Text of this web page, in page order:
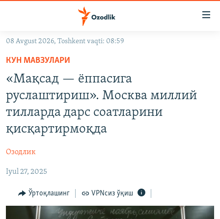
Асосий
навигацияга
ўтинг
Қидиришга
ўтинг
OZODARXIV
На русском
Озодлик бошқа тилларда
08 Avgust 2026, Toshkent vaqti: 08:59
КУН МАВЗУЛАРИ
«Мақсад — ёппасига
руслаштириш». Москва миллий
тилларда дарс соатларини
қисқартирмоқда
Озодлик
Iyul 27, 2025
Ўртоқлашинг VPNсиз ўқиш